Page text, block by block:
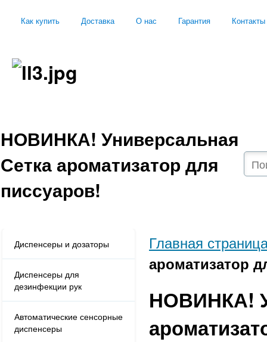
Как купить Доставка О нас Гарантия Контакты
НОВИНКА! Универсальная
Сетка ароматизатор для
писсуаров!
Диспенсеры и дозаторы
Диспенсеры для
дезинфекции рук
Автоматические сенсорные
диспенсеры
Главная
ароматизатор
НОВИНКА!